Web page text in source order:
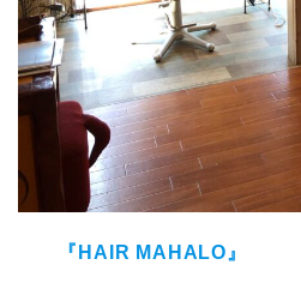
『HAIR MAHALO』